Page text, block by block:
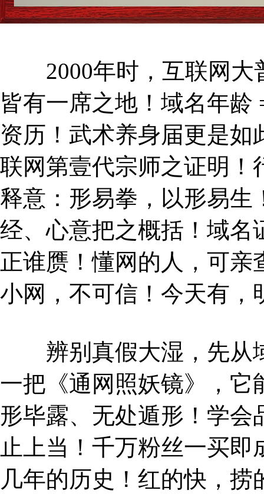
2000年时，互联网大
皆有一席之地！域名年龄
资历！武术养身届更是如
联网第壹代宗师之证明！
释意：形易拳，以形易生
经、心意把之概括！域名
正谁赝！懂网的人，可
小网，不可信！今天有，
辨别真假大湿，先从
一把《通网照妖镜》，它
形毕露、无处遁形！学
止上当！千万粉丝一买
几年的历史！红的快，